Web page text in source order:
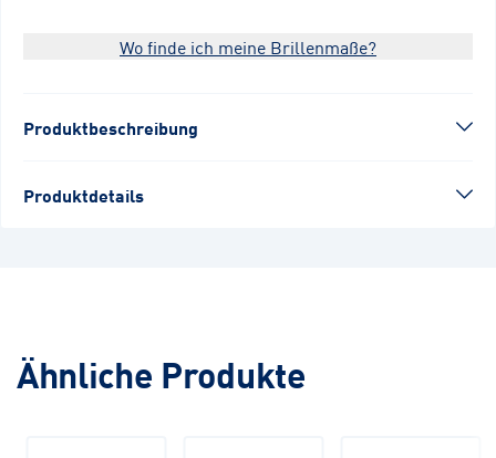
Wo finde ich meine Brillenmaße?
Produktbeschreibung
Produktdetails
Ähnliche Produkte